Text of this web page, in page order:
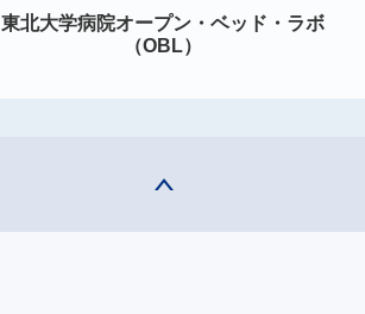
東北大学病院オープン・ベッド・ラボ
（OBL）